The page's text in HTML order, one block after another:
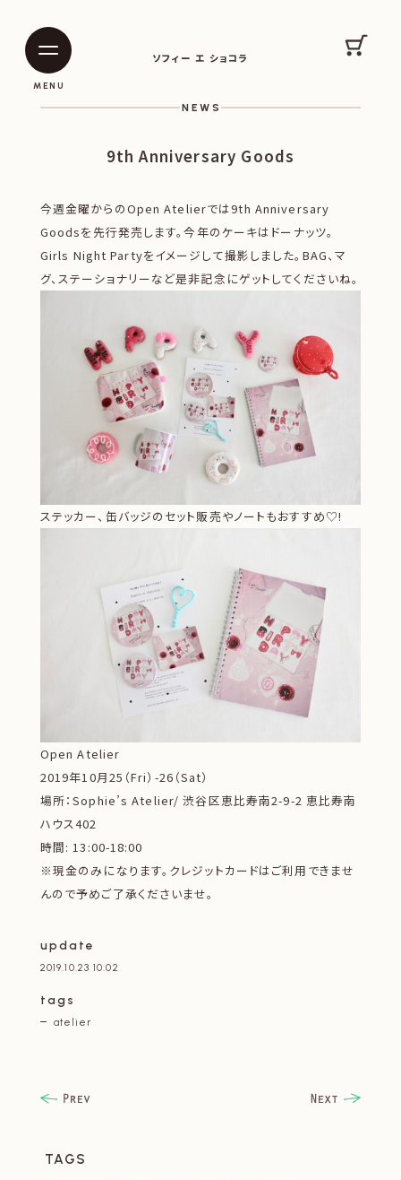
ソフィー エ ショコラ
MENU
カー
NEWS
9th Anniversary Goods
今週金曜からのOpen Atelierでは9th Anniversary
Goodsを先行発売します。今年のケーキはドーナッツ。
Girls Night Partyをイメージして撮影しました。BAG、マ
グ、ステーショナリーなど是非記念にゲットしてくださいね。
ステッカー、缶バッジのセット販売やノートもおすすめ♡!
Open Atelier
2019年10月25（Fri）-26（Sat）
場所：Sophie’s Atelier/ 渋谷区恵比寿南2-9-2 恵比寿南
ハウス402
時間: 13:00-18:00
※現金のみになります。クレジットカードはご利用できませ
んので予めご了承くださいませ。
update
2019.10.23 10:02
tags
atelier
TAGS